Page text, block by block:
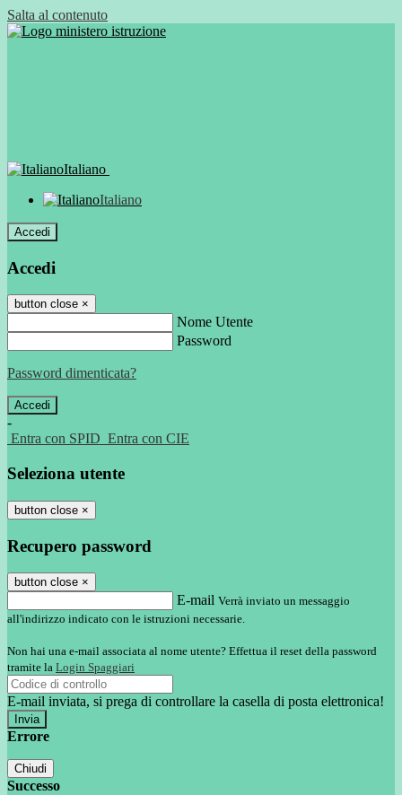
Salta al contenuto
Italiano
Italiano
Accedi
Accedi
button close ×
Nome Utente
Password
Password dimenticata?
-
Entra con SPID Entra con CIE
Seleziona utente
button close ×
Recupero password
button close ×
E-mail Verrà inviato un messaggio
all'indirizzo indicato con le istruzioni necessarie.
Non hai una e-mail associata al nome utente? Effettua il reset della password
tramite la Login Spaggiari
E-mail inviata, si prega di controllare la casella di posta elettronica!
Errore
Chiudi
Successo